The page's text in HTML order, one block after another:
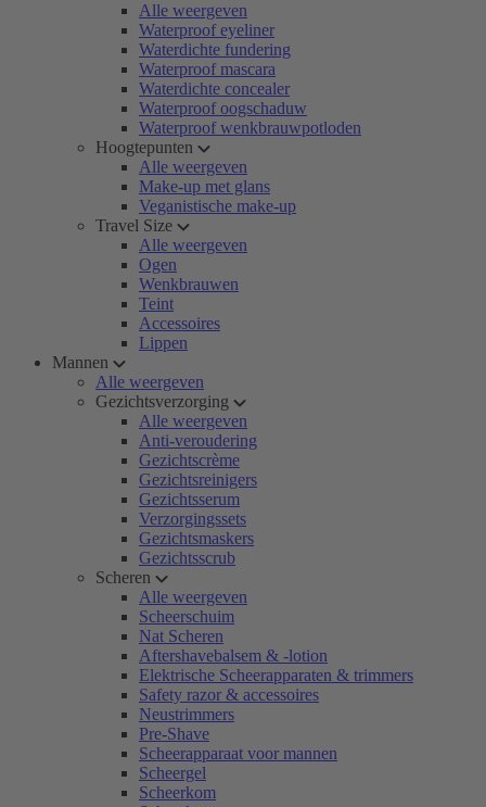
Alle weergeven
Waterproof eyeliner
Waterdichte fundering
Waterproof mascara
Waterdichte concealer
Waterproof oogschaduw
Waterproof wenkbrauwpotloden
Hoogtepunten
Alle weergeven
Make-up met glans
Veganistische make-up
Travel Size
Alle weergeven
Ogen
Wenkbrauwen
Teint
Accessoires
Lippen
Mannen
Alle weergeven
Gezichtsverzorging
Alle weergeven
Anti-veroudering
Gezichtscrème
Gezichtsreinigers
Gezichtsserum
Verzorgingssets
Gezichtsmaskers
Gezichtsscrub
Scheren
Alle weergeven
Scheerschuim
Nat Scheren
Aftershavebalsem & -lotion
Elektrische Scheerapparaten & trimmers
Safety razor & accessoires
Neustrimmers
Pre-Shave
Scheerapparaat voor mannen
Scheergel
Scheerkom